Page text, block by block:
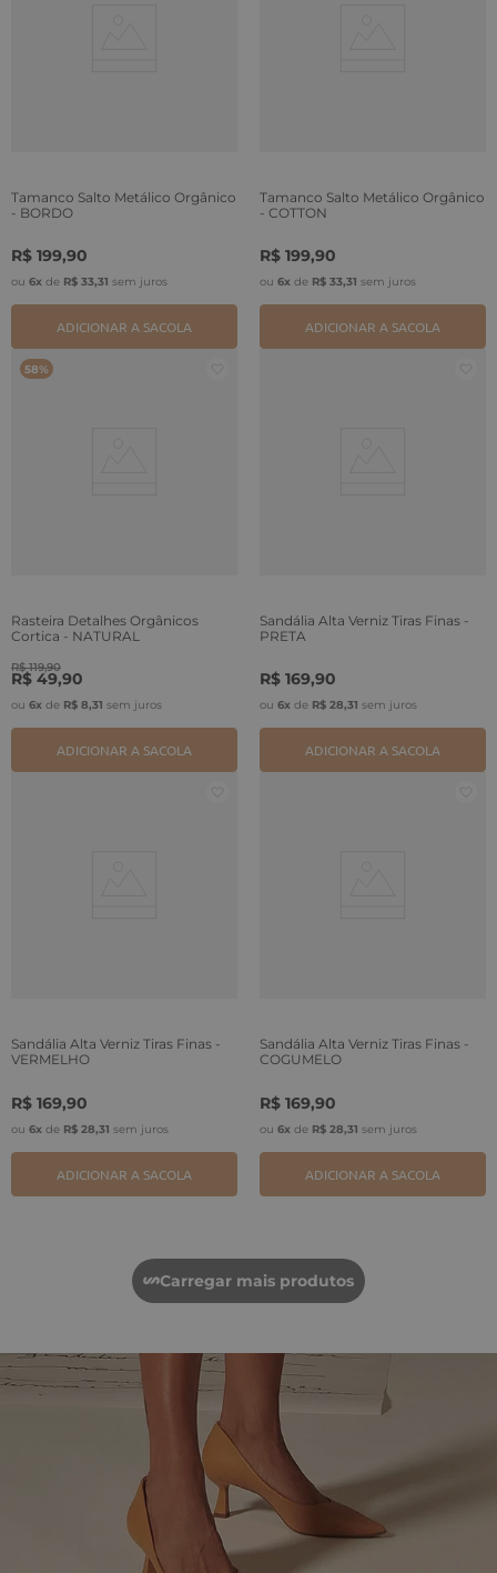
Tamanco Salto Metálico Orgânico
- BORDO
R$ 199,90
ou 6x de R$ 33,31 sem juros
ADICIONAR A SACOLA
Tamanco Salto Metálico Orgânico
- COTTON
R$ 199,90
ou 6x de R$ 33,31 sem juros
ADICIONAR A SACOLA
58%
Rasteira Detalhes Orgânicos
Cortiça - NATURAL
R$ 119,90
R$ 49,90
ou 6x de R$ 8,31 sem juros
ADICIONAR A SACOLA
Sandália Alta Verniz Tiras Finas -
PRETA
R$ 169,90
ou 6x de R$ 28,31 sem juros
ADICIONAR A SACOLA
Sandália Alta Verniz Tiras Finas -
VERMELHO
R$ 169,90
ou 6x de R$ 28,31 sem juros
ADICIONAR A SACOLA
Sandália Alta Verniz Tiras Finas -
COGUMELO
R$ 169,90
ou 6x de R$ 28,31 sem juros
ADICIONAR A SACOLA